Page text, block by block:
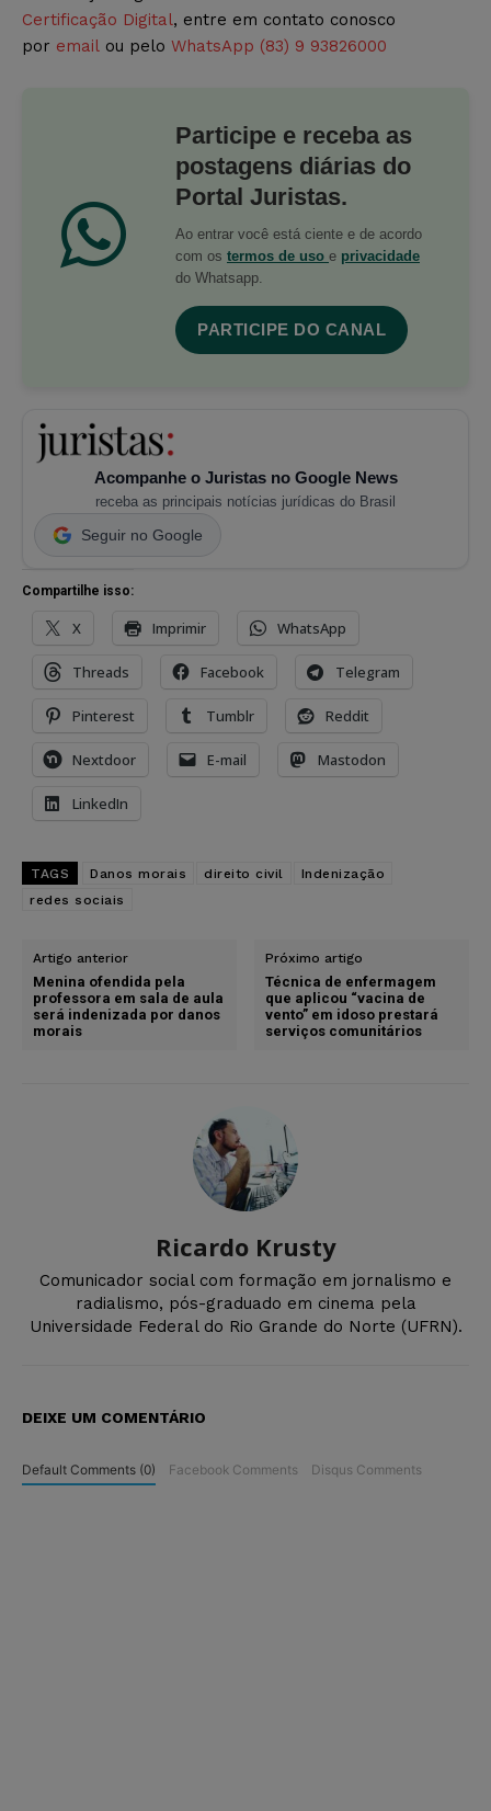
Certificação Digital, entre em contato conosco
por email ou pelo WhatsApp (83) 9 93826000
Participe e receba as
postagens diárias do
Portal Juristas.
Ao entrar você está ciente e de acordo
com os termos de uso e privacidade
do Whatsapp.
PARTICIPE DO CANAL
Acompanhe o Juristas no Google News
receba as principais notícias jurídicas do Brasil
Seguir no Google
Compartilhe isso:
X Imprimir WhatsApp
Threads Facebook Telegram
Pinterest Tumblr Reddit
Nextdoor E-mail Mastodon
LinkedIn
TAGS Danos morais direito civil
Indenização
redes sociais
Artigo anterior
Menina ofendida pela
professora em sala de aula
será indenizada por danos
morais
Próximo artigo
Técnica de enfermagem
que aplicou “vacina de
vento” em idoso prestará
serviços comunitários
Ricardo Krusty
Comunicador social com formação em jornalismo e
radialismo, pós-graduado em cinema pela
Universidade Federal do Rio Grande do Norte (UFRN).
DEIXE UM COMENTÁRIO
Default Comments (0) Facebook Comments Disqus Comments